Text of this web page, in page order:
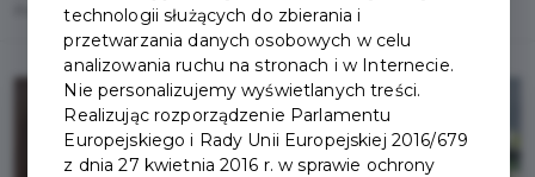
Pruszcza Gdańskiego
technologii służących do zbierania i
przetwarzania danych osobowych w celu
analizowania ruchu na stronach i w Internecie.
Nie personalizujemy wyświetlanych treści.
Realizując rozporządzenie Parlamentu
Europejskiego i Rady Unii Europejskiej 2016/679
z dnia 27 kwietnia 2016 r. w sprawie ochrony